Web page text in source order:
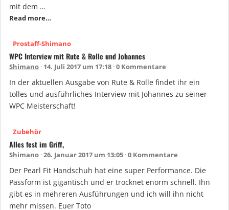
mit dem …
Read more…
Prostaff-Shimano
WPC Interview mit Rute & Rolle und Johannes
Shimano 14. Juli 2017 um 17:18 0 Kommentare
In der aktuellen Ausgabe von Rute & Rolle findet ihr ein
tolles und ausführliches Interview mit Johannes zu seiner
WPC Meisterschaft!
Zubehör
Alles fest im Griff,
Shimano 26. Januar 2017 um 13:05 0 Kommentare
Der Pearl Fit Handschuh hat eine super Performance. Die
Passform ist gigantisch und er trocknet enorm schnell. Ihn
gibt es in mehreren Ausführungen und ich will ihn nicht
mehr missen. Euer Toto